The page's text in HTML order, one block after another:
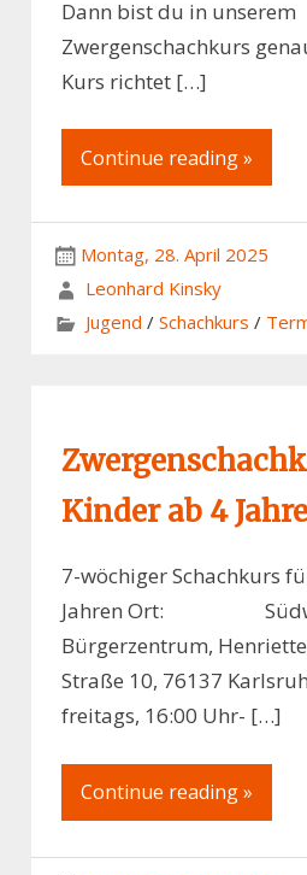
Dann bist du in unserem
Zwergenschachkurs
Kurs richtet […]
Continue reading »
Montag, 28. April 2025
Leonhard Kinsky
Jugend / Schachkurs /
Kinder ab 4
7-wöchiger Schachkurs
Jahren Ort:
Bürgerzentrum,
Straße 10, 76137
freitags, 16:00 Uhr- […]
Continue reading »